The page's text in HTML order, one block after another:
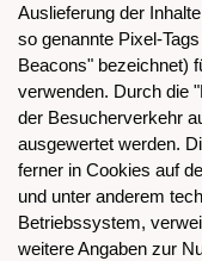
Auslieferung der
so genannte Pixel-
Beacons" bezeichnet)
verwenden. Durch die
der Besucherverkehr
ausgewertet werden.
ferner in Cookies auf
und unter anderem
Betriebssystem,
weitere Angaben zur